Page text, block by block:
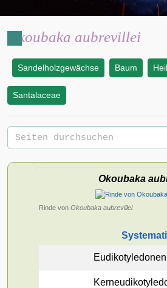
Okoubaka aubrevillei
Sandelholzgewächse Baum
Santalaceae
Okoubaka
Rinde von Okoubaka aubrevillei
Eudikotyledonen